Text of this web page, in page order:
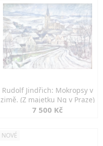
Rudolf Jindřich: Mokropsy v
zimě. (Z majetku Ng v Praze)
7 500 Kč
NOVÉ